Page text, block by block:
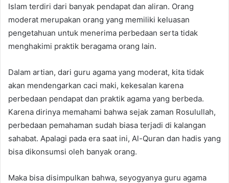
Islam terdiri dari banyak pendapat dan aliran. Orang
moderat merupakan orang yang memiliki keluasan
pengetahuan untuk menerima perbedaan serta tidak
menghakimi praktik beragama orang lain.
Dalam artian, dari guru agama yang moderat, kita tidak
akan mendengarkan caci maki, kekesalan karena
perbedaan pendapat dan praktik agama yang berbeda.
Karena dirinya memahami bahwa sejak zaman Rosulullah,
perbedaan pemahaman sudah biasa terjadi di kalangan
sahabat. Apalagi pada era saat ini, Al-Quran dan hadis yang
bisa dikonsumsi oleh banyak orang.
Maka bisa disimpulkan bahwa, seyogyanya guru agama